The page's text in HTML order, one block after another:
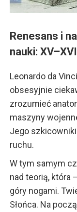
Renesans i
nauki:
Leonardo da
obsesyjnie
zrozumieć
maszyny
Jego
ruchu.
W tym samym
nad teorią, która
góry nogami.
Słońca. Na